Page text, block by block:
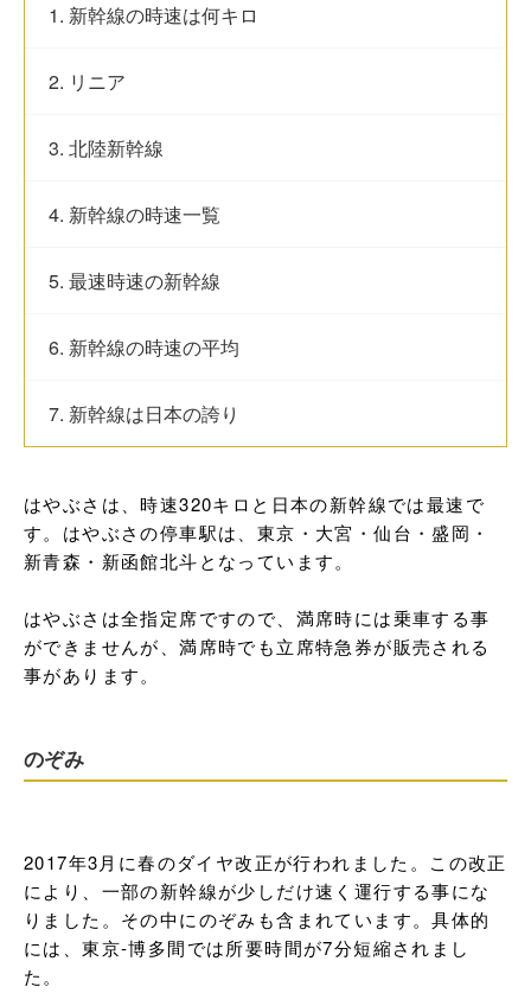
1. 新幹線の時速は何キロ
2. リニア
3. 北陸新幹線
4. 新幹線の時速一覧
5. 最速時速の新幹線
6. 新幹線の時速の平均
7. 新幹線は日本の誇り
はやぶさは、時速320キロと日本の新幹線では最速で
す。はやぶさの停車駅は、東京・大宮・仙台・盛岡・
新青森・新函館北斗となっています。
はやぶさは全指定席ですので、満席時には乗車する事
ができませんが、満席時でも立席特急券が販売される
事があります。
のぞみ
2017年3月に春のダイヤ改正が行われました。この改正
により、一部の新幹線が少しだけ速く運行する事にな
りました。その中にのぞみも含まれています。具体的
には、東京-博多間では所要時間が7分短縮されまし
た。